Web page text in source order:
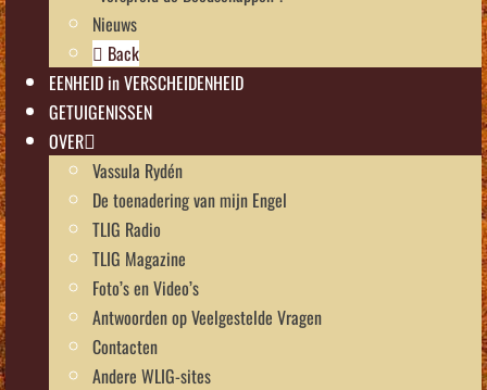
Nieuws
Back
EENHEID in VERSCHEIDENHEID
GETUIGENISSEN
OVER
Vassula Rydén
De toenadering van mijn Engel
TLIG Radio
TLIG Magazine
Foto’s en Video’s
Antwoorden op Veelgestelde Vragen
Contacten
Andere WLIG-sites